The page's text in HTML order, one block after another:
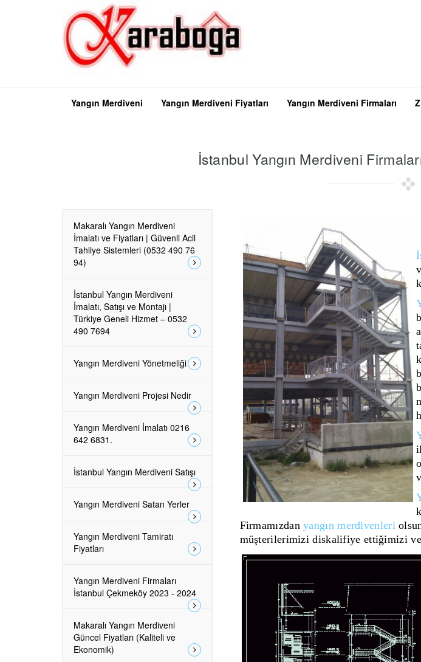
Yangın Merdiveni Yangın Merdiveni Fiyatları Yangın Merdiveni Firmaları
İstanbul Yangın Merdiveni
Firmamızdanyangın merdivenleri
müşterilerimizi diskalifiye ettiğimizi
Makaralı Yangın Merdiveni
İmalatı ve Fiyatları | Güvenli Acil
Tahliye Sistemleri (0532 490 76
94)
İstanbul Yangın Merdiveni
İmalatı, Satışı ve Montajı |
Türkiye Geneli Hizmet – 0532
490 7694
Yangın Merdiveni Yönetmeliği
Yangın Merdiveni Projesi Nedir
Yangın Merdiveni İmalatı 0216
642 6831.
İstanbul Yangın Merdiveni Satışı
Yangın Merdiveni Satan Yerler
Yangın Merdiveni Tamiratı
Fiyatları
Yangın Merdiveni Firmaları
İstanbul Çekmeköy 2023 - 2024
Makaralı Yangın Merdiveni
Güncel Fiyatları (Kaliteli ve
Ekonomik)